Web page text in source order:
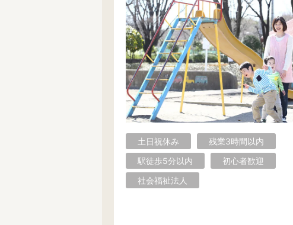
土日祝休み
残業3時間以内
駅徒歩5分以内
初心者歓迎
社会福祉法人
15時までのお仕事
週3日以内
書類対応なし
初心者歓迎
マイカー通勤OK
単発保育士として働く！
〜